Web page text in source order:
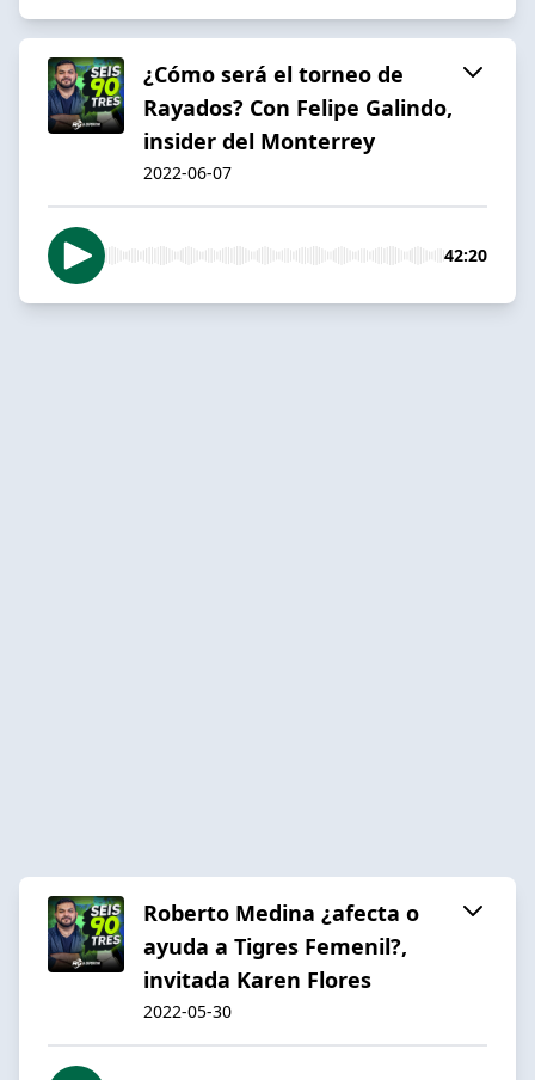
¿Cómo será el torneo de
Rayados? Con Felipe Galindo,
insider del Monterrey
2022-06-07
42:20
Roberto Medina ¿afecta o
ayuda a Tigres Femenil?,
invitada Karen Flores
2022-05-30